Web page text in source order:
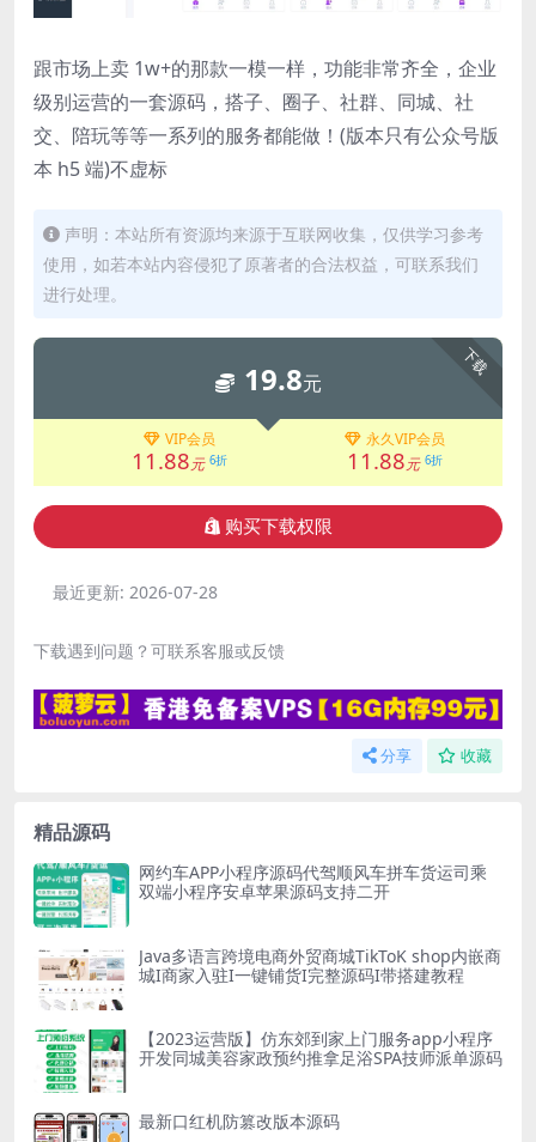
跟市场上卖 1w+的那款一模一样，功能非常齐全，企业
级别运营的一套源码，搭子、圈子、社群、同城、社
交、陪玩等等一系列的服务都能做！(版本只有公众号版
本 h5 端)不虚标
声明：本站所有资源均来源于互联网收集，仅供学习参考
使用，如若本站内容侵犯了原著者的合法权益，可联系我们
进行处理。
下载
19.8元
VIP会员
11.88元 6折
永久VIP会员
11.88元 6折
购买下载权限
最近更新: 2026-07-28
下载遇到问题？可联系客服或反馈
分享 收藏
精品源码
网约车APP小程序源码代驾顺风车拼车货运司乘
双端小程序安卓苹果源码支持二开
Java多语言跨境电商外贸商城TikToK shop内嵌商
城I商家入驻I一键铺货I完整源码I带搭建教程
【2023运营版】仿东郊到家上门服务app小程序
开发同城美容家政预约推拿足浴SPA技师派单源码
最新口红机防篡改版本源码